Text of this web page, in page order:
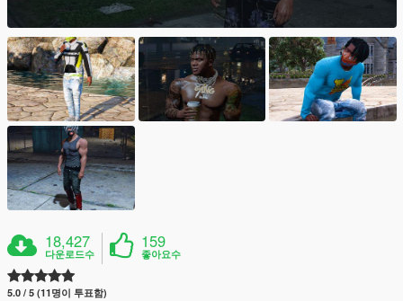
18,427
다운로드수
159
좋아요수
5.0 / 5 (11명이 투표함)